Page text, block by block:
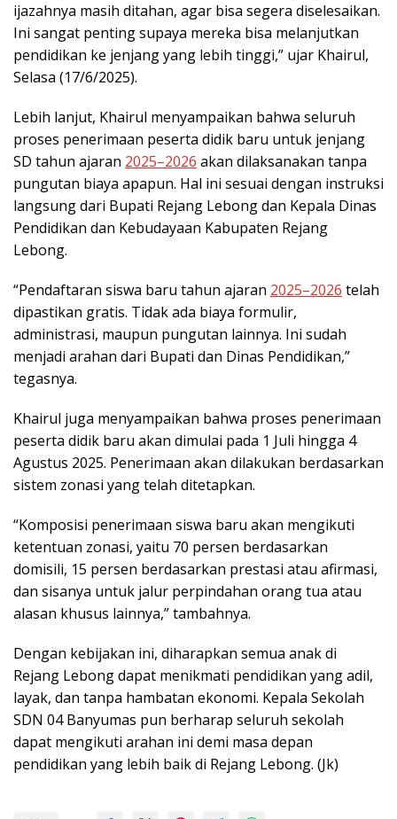
ijazahnya masih ditahan, agar bisa segera diselesaikan.
Ini sangat penting supaya mereka bisa melanjutkan
pendidikan ke jenjang yang lebih tinggi,” ujar Khairul,
Selasa (17/6/2025).
Lebih lanjut, Khairul menyampaikan bahwa seluruh
proses penerimaan peserta didik baru untuk jenjang
SD tahun ajaran 2025–2026 akan dilaksanakan tanpa
pungutan biaya apapun. Hal ini sesuai dengan instruksi
langsung dari Bupati Rejang Lebong dan Kepala Dinas
Pendidikan dan Kebudayaan Kabupaten Rejang
Lebong.
“Pendaftaran siswa baru tahun ajaran 2025–2026 telah
dipastikan gratis. Tidak ada biaya formulir,
administrasi, maupun pungutan lainnya. Ini sudah
menjadi arahan dari Bupati dan Dinas Pendidikan,”
tegasnya.
Khairul juga menyampaikan bahwa proses penerimaan
peserta didik baru akan dimulai pada 1 Juli hingga 4
Agustus 2025. Penerimaan akan dilakukan berdasarkan
sistem zonasi yang telah ditetapkan.
“Komposisi penerimaan siswa baru akan mengikuti
ketentuan zonasi, yaitu 70 persen berdasarkan
domisili, 15 persen berdasarkan prestasi atau afirmasi,
dan sisanya untuk jalur perpindahan orang tua atau
alasan khusus lainnya,” tambahnya.
Dengan kebijakan ini, diharapkan semua anak di
Rejang Lebong dapat menikmati pendidikan yang adil,
layak, dan tanpa hambatan ekonomi. Kepala Sekolah
SDN 04 Banyumas pun berharap seluruh sekolah
dapat mengikuti arahan ini demi masa depan
pendidikan yang lebih baik di Rejang Lebong. (Jk)